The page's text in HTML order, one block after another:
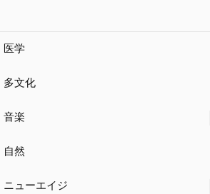
医学
多文化
音楽
自然
ニューエイジ